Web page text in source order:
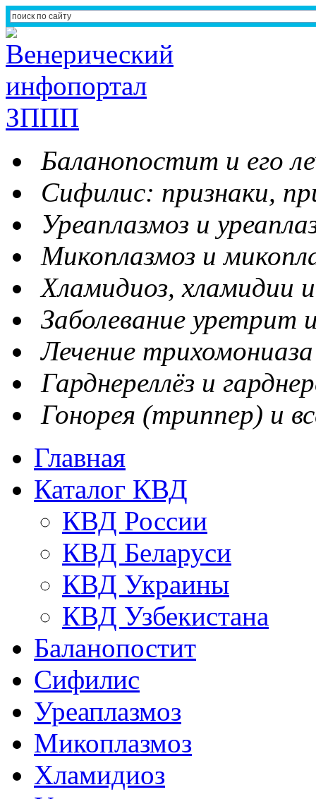
Баланопостит и его
Сифилис: признаки,
Уреаплазмоз и
Микоплазмоз и
Хламидиоз, хламидии
Заболевание уретрит
Лечение
Гарднереллёз и
Гонорея (триппер) и
Главная
Каталог КВД
КВД России
КВД Беларуси
КВД Украины
КВД Узбекистана
Баланопостит
Сифилис
Уреаплазмоз
Микоплазмоз
Хламидиоз